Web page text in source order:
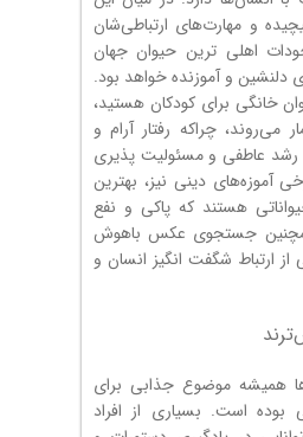
و مهارت‌های ارتباطی‌شان
اهلی ترین حیوان جهان
دلنشین و آموزنده خواهد بود.
خانگی برای کودکان هستید،
می‌روند، چراکه رفتار آرام و
رشد عاطفی و مسئولیت پذیری
آموزه‌های دینی نیز، بهترین
هستند که پاکی و نفع
جستجوی عکس باهوش
ارتباط شگفت انگیز انسان و
همیشه موضوع جذابی برای
بوده است. بسیاری از افراد